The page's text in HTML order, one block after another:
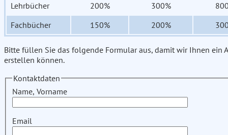
Lehrbücher
200% 300%
Fachbücher
150% 200%
Bitte füllen Sie das folgende Formular aus, damit wir Ihnen ein
erstellen können.
Kontaktdaten
Name, Vorname
Email